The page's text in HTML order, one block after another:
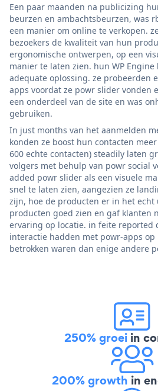
Een paar maanden na publicizing
beurzen en ambachtsbeurzen, was
een manier om online te verkopen.
bezoekers de kwaliteit van hun
ergonomische ontwerpen, op een
manier te laten zien. hun WP
adequate oplossing. ze probeerden
apps voordat ze powr slider vonden
een onderdeel van de site en was
gebruiken.
In just months van het aanmelden
konden ze boost hun contacten
600 echte contacten) steadily laten
volgers met behulp van powr social
added powr slider als een visuele
snel te laten zien, aangezien ze
zijn, hoe de producten er in het
producten goed zien en gaf klanten
ervaring op locatie. in feite reported
interactie hadden met powr-apps
betrokken waren dan enige andere
250% groei in
200% growth in